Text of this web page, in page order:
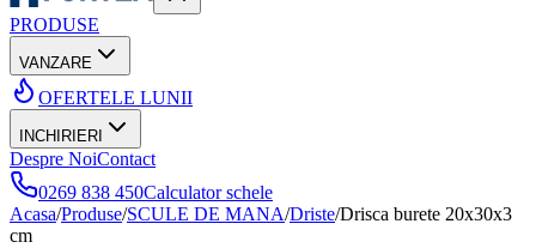
PRODUSE
VANZARE
OFERTELE LUNII
INCHIRIERI
Despre NoiContact
0269 838 450Calculator schele
Acasa/Produse/SCULE DE MANA/Driste/Drisca burete 20x30x3
cm